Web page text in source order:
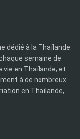
dédié à la Thaïlande.
semaine de
vie en Thaïlande, et
à de nombreux
en Thaïlande,